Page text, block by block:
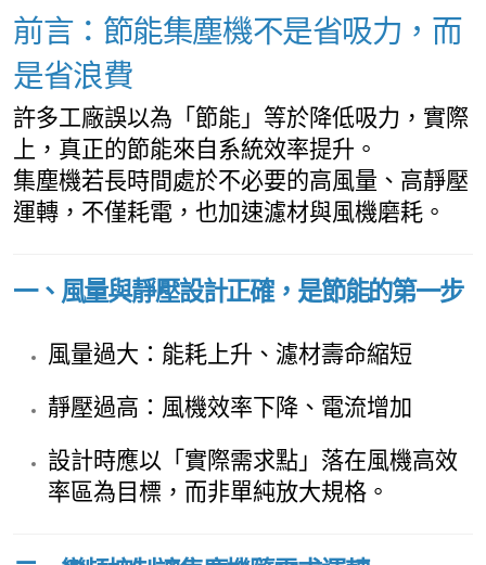
前言：節能集塵機不是省吸力，而
是省浪費
許多工廠誤以為「節能」等於降低吸力，實際
上，真正的節能來自系統效率提升。
集塵機若長時間處於不必要的高風量、高靜壓
運轉，不僅耗電，也加速濾材與風機磨耗。
一、風量與靜壓設計正確，是節能的第一步
風量過大：能耗上升、濾材壽命縮短
靜壓過高：風機效率下降、電流增加
設計時應以「實際需求點」落在風機高效
率區為目標，而非單純放大規格。